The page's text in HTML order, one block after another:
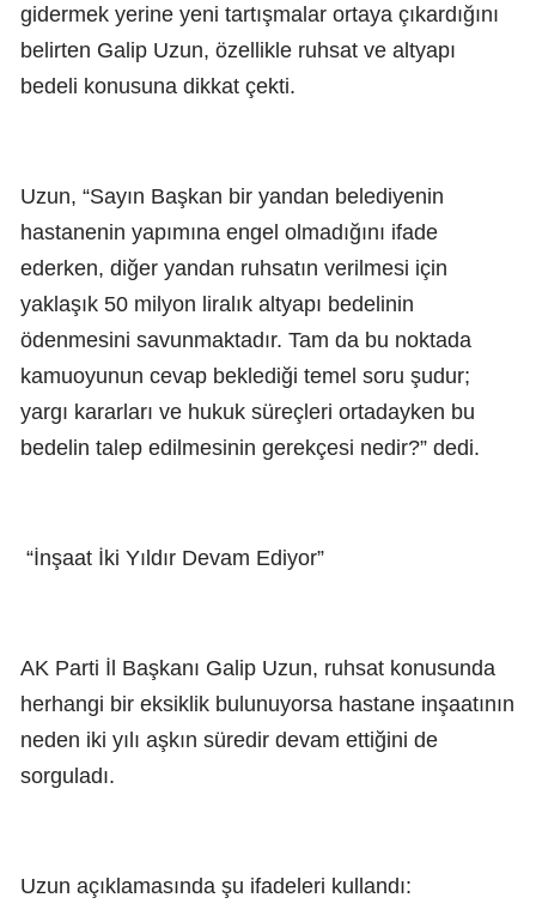
gidermek yerine yeni tartışmalar ortaya çıkardığını
belirten Galip Uzun, özellikle ruhsat ve altyapı
bedeli konusuna dikkat çekti.
Uzun, “Sayın Başkan bir yandan belediyenin
hastanenin yapımına engel olmadığını ifade
ederken, diğer yandan ruhsatın verilmesi için
yaklaşık 50 milyon liralık altyapı bedelinin
ödenmesini savunmaktadır. Tam da bu noktada
kamuoyunun cevap beklediği temel soru şudur;
yargı kararları ve hukuk süreçleri ortadayken bu
bedelin talep edilmesinin gerekçesi nedir?” dedi.
“İnşaat İki Yıldır Devam Ediyor”
AK Parti İl Başkanı Galip Uzun, ruhsat konusunda
herhangi bir eksiklik bulunuyorsa hastane inşaatının
neden iki yılı aşkın süredir devam ettiğini de
sorguladı.
Uzun açıklamasında şu ifadeleri kullandı: